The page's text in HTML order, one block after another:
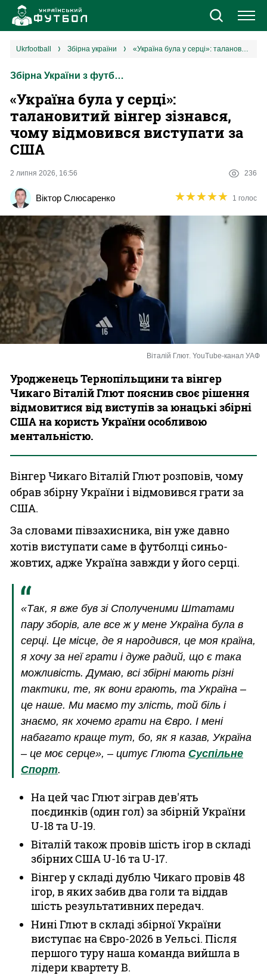
Новини
Збірна
Єврокубки
УПЛ
Різне
Букмекери
Казино
ukrfootball збірна україни «‎Україна була у серці»: талановитий вінгер зізнався, чому відмовився виступати за США
Збірна України з футболу
«‎Україна була у серці»:
талановитий вінгер зізнався,
чому відмовився виступати за
США
2 липня 2026, 16:56 236
Віктор Слюсаренко ★★★★★
★★★★★ 1 голос
Віталій Глют. YouTube-канал УАФ
Уродженець Тернопільщини та вінгер
Чикаго Віталій Глют пояснив своє рішення
відмовитися від виступів за юнацькі збірні
США на користь України особливою
ментальністю.
Вінгер Чикаго Віталій Глют розповів, чому
обрав збірну України і відмовився грати за
США.
За словами півзахисника, він уже давно
хотів виступати саме в футболці синьо-
жовтих, адже Україна завжди у його серці.
«Так, я вже був зі Сполученими Штатами
пару зборів, але все ж у мене Україна була в
серці. Це місце, де я народився, це моя країна,
я хочу за неї грати і дуже радий, що є така
можливість. Думаю, всі збірні мають різні
тактики, те, як вони грають, та Україна –
це наше. Ми маємо ту злість, той біль і
знаємо, як хочемо грати на Євро. І мені
набагато краще тут, бо, як я казав, Україна
– це моє серце», – цитує Глюта Суспільне
Спорт.
На цей час Глют зіграв дев'ять
поєдинків (один гол) за збірній України
U-18 та U-19.
Віталій також провів шість ігор в складі
збірних США U-16 та U-17.
Вінгер у складі дублю Чикаго провів 48
ігор, в яких забив два голи та віддав
шість результативних передач.
Нині Глют в складі збірної України
виступає на Євро-2026 в Уельсі. Після
першого туру наша команда вийшла в
лідери квартету В.